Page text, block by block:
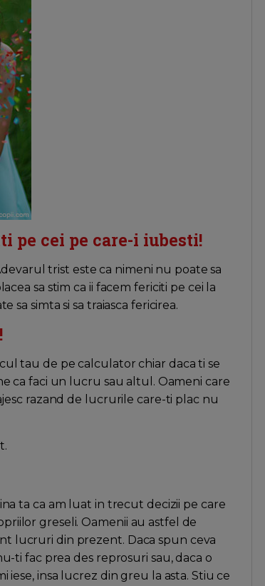
pe cei pe care-i iubesti!
trist este ca nimeni nu poate sa
sa stim ca ii facem fericiti pe cei la
sa simta si sa traiasca fericirea.
tau de pe calculator chiar daca ti se
ca faci un lucru sau altul. Oameni care
razand de lucrurile care-ti plac nu
ta ca am luat in trecut decizii pe care
greseli. Oamenii au astfel de
lucruri din prezent. Daca spun ceva
ti fac prea des reprosuri sau, daca o
insa lucrez din greu la asta. Stiu ce